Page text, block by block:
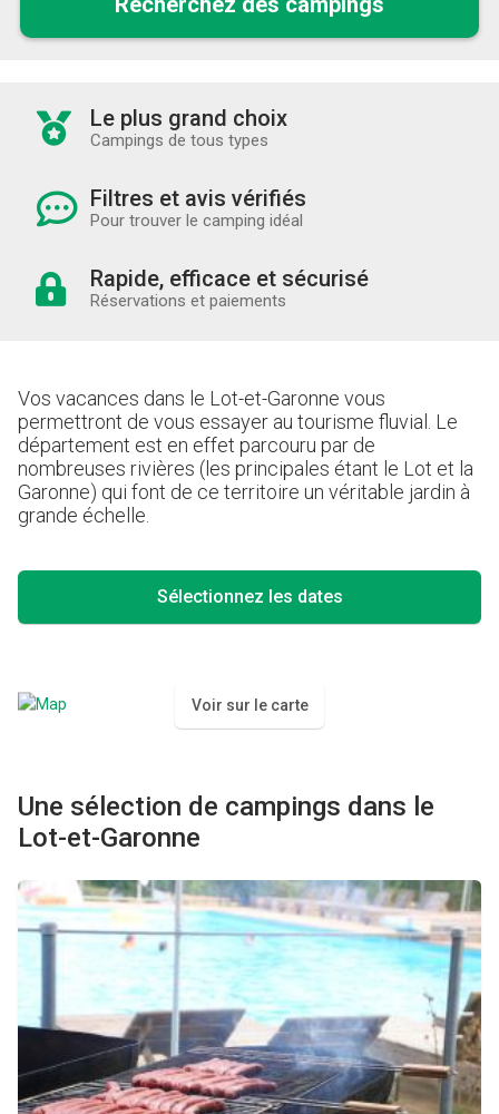
Le plus grand choix
Campings de tous types
Filtres et avis vérifiés
Pour trouver le camping idéal
Rapide, efficace et sécurisé
Réservations et paiements
Vos vacances dans le Lot-et-Garonne vous
permettront de vous essayer au tourisme fluvial. Le
département est en effet parcouru par de
nombreuses rivières (les principales étant le Lot et la
Garonne) qui font de ce territoire un véritable jardin à
grande échelle.
Voir sur le carte
Sélectionnez les dates
Une sélection de campings dans le
Lot-et-Garonne